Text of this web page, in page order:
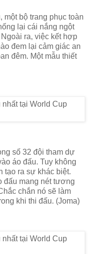
bộ trang phục toàn
lại cái nắng ngột
ra, việc kết hợp
đem lại cảm giác an
đêm. Một mẫu thiết
số 32 đội tham dự
áo đấu. Tuy không
tạo ra sự khác biệt.
đấu mang nét tương
chắn nó sẽ làm
khi thi đấu. (Joma)